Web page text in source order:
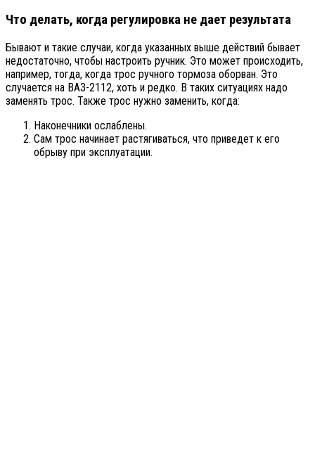
Что делать, когда регулировка не дает результата
Бывают и такие случаи, когда указанных выше действий бывает
недостаточно, чтобы настроить ручник. Это может происходить,
например, тогда, когда трос ручного тормоза оборван. Это
случается на ВАЗ-2112, хоть и редко. В таких ситуациях надо
заменять трос. Также трос нужно заменить, когда:
Наконечники ослаблены.
Сам трос начинает растягиваться, что приведет к его
обрыву при эксплуатации.